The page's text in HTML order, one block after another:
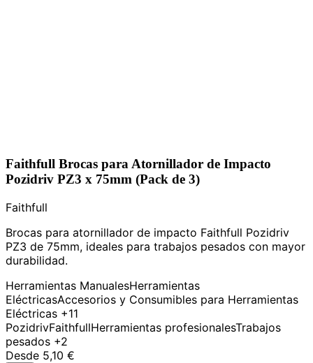
Faithfull Brocas para Atornillador de Impacto
Pozidriv PZ3 x 75mm (Pack de 3)
Faithfull
Brocas para atornillador de impacto Faithfull Pozidriv
PZ3 de 75mm, ideales para trabajos pesados con mayor
durabilidad.
Herramientas ManualesHerramientas
EléctricasAccesorios y Consumibles para Herramientas
Eléctricas +11
PozidrivFaithfullHerramientas profesionalesTrabajos
pesados +2
Desde 5,10 €